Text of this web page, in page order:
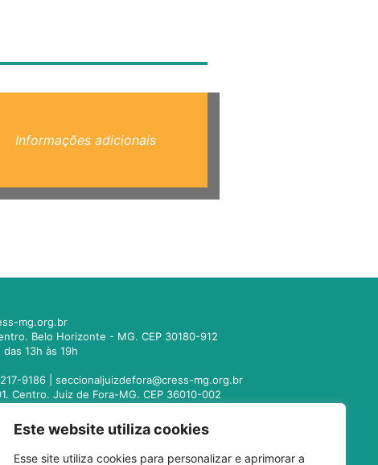
Este website utiliza cookies
Esse site utiliza cookies para personalizar e aprimorar a
Informações adicionais
mg.org.br
Belo Horizonte - MG. CEP 30180-912
13h às 19h
9186 |seccionaljuizdefora@cress-mg.org.br
Centro. Juiz de Fora-MG. CEP 36010-002
13h às 19h
3221-9358 |seccionalmontesclaros@cress-